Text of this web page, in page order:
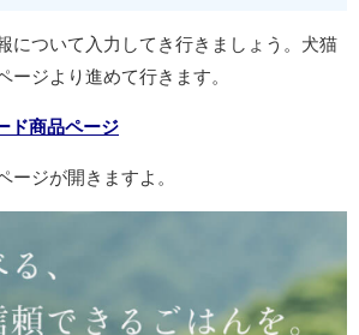
について入力してき行きましょう。犬猫
ージより進めて行きます。
ド商品ページ
ージが開きますよ。